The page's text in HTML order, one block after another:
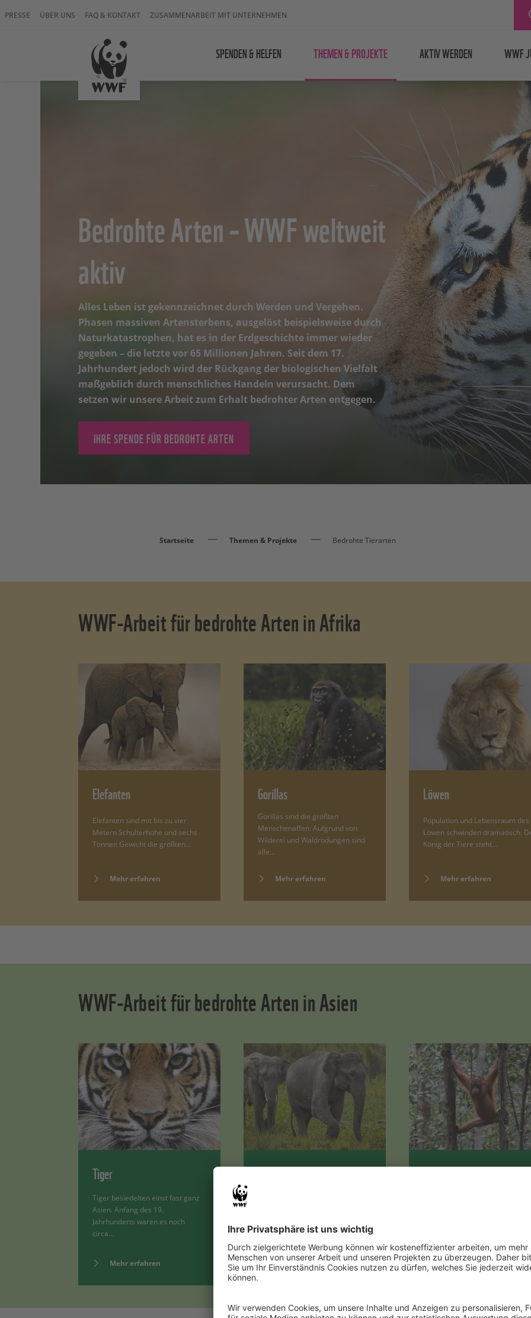
PRESSE ÜBER UNS FAQ & KONTAKT ZUSAMMENARBEIT MIT UNTERNEHMEN
SPENDEN & HELFEN THEMEN & PROJEKTE AKTIV WERDEN WWF
Bedrohte Arten – WWF weltweit
aktiv
Alles Leben ist gekennzeichnet durch Werden und Vergehen.
Phasen massiven Artensterbens, ausgelöst beispielsweise durch
Naturkatastrophen, hat es in der Erdgeschichte immer wieder
gegeben – die letzte vor 65 Millionen Jahren. Seit dem 17.
Jahrhundert jedoch wird der Rückgang der biologischen Vielfalt
maßgeblich durch menschliches Handeln verursacht. Dem
setzen wir unsere Arbeit zum Erhalt bedrohter Arten entgegen.
IHRE SPENDE FÜR BEDROHTE ARTEN
Startseite Themen & Projekte Bedrohte Tierarten
WWF-Arbeit für bedrohte Arten in Afrika
Elefanten
Elefanten sind mit bis zu vier
Metern Schulterhöhe und sechs
Tonnen Gewicht die größten…
Mehr erfahren
Gorillas
Gorillas sind die größten
Menschenaffen. Aufgrund von
Wilderei und Waldrodungen sind
alle…
Mehr erfahren
Löwen
Population und Lebensraum des
Löwen schwinden dramatisch.
König der Tiere steht…
Mehr erfahren
WWF-Arbeit für bedrohte Arten in Asien
Tiger
Tiger besiedelten einst fast ganz
Asien. Anfang des 19.
Jahrhunderts waren es noch
circa…
Mehr erfahren
Asiatische Elefanten
Südostasien, in freier…
Mehr erfahren
Orang-Utans
Mehr erfahren